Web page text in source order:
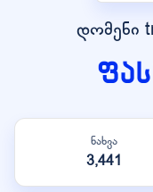
დომენი
ნახვა
3,441